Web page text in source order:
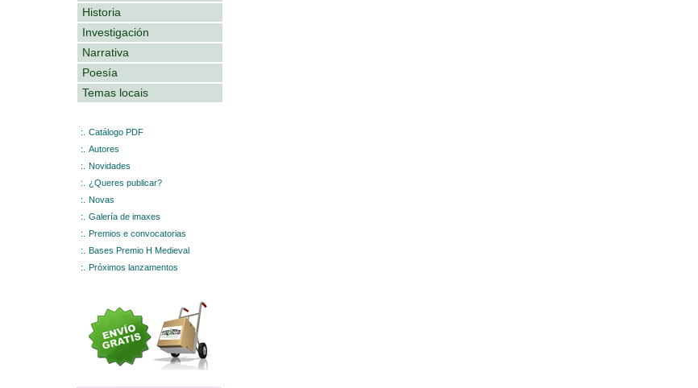
Historia
Investigación
Narrativa
Poesía
Temas locais
:.
Catálogo PDF
:.
Autores
:.
Novidades
:.
¿Queres publicar?
:.
Novas
:.
Galería de imaxes
:.
Premios e convocatorias
:.
Bases Premio H Medieval
:.
Próximos lanzamentos